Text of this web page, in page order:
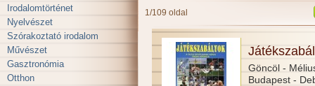
Irodalomtörténet
Nyelvészet
Szórakoztató irodalom
Művészet
Gasztronómia
Otthon
1/109 oldal
Göncöl -
Budapest -